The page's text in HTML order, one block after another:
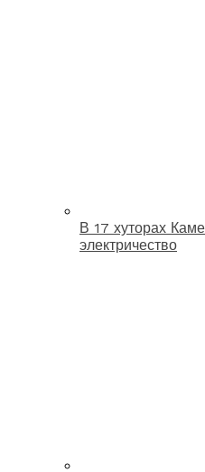
В 17 хуторах
электричество